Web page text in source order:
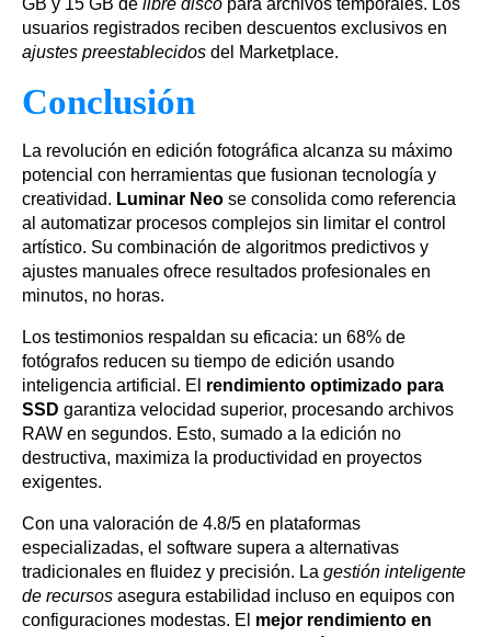
GB y 15 GB de libre disco para archivos temporales. Los
usuarios registrados reciben descuentos exclusivos en
ajustes preestablecidos del Marketplace.
Conclusión
La revolución en edición fotográfica alcanza su máximo
potencial con herramientas que fusionan tecnología y
creatividad. Luminar Neo se consolida como referencia
al automatizar procesos complejos sin limitar el control
artístico. Su combinación de algoritmos predictivos y
ajustes manuales ofrece resultados profesionales en
minutos, no horas.
Los testimonios respaldan su eficacia: un 68% de
fotógrafos reducen su tiempo de edición usando
inteligencia artificial. El rendimiento optimizado para
SSD garantiza velocidad superior, procesando archivos
RAW en segundos. Esto, sumado a la edición no
destructiva, maximiza la productividad en proyectos
exigentes.
Con una valoración de 4.8/5 en plataformas
especializadas, el software supera a alternativas
tradicionales en fluidez y precisión. La gestión inteligente
de recursos asegura estabilidad incluso en equipos con
configuraciones modestas. El mejor rendimiento en